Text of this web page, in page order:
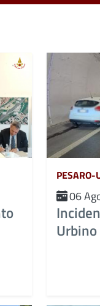
PESARO-
06
Urbino